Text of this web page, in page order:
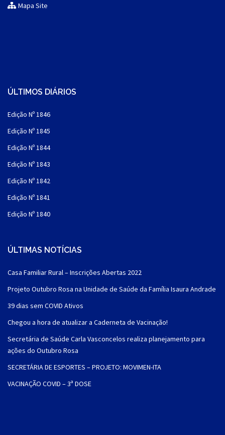
Mapa Site
ÚLTIMOS DIÁRIOS
Edição Nº 1846
Edição Nº 1845
Edição Nº 1844
Edição Nº 1843
Edição Nº 1842
Edição Nº 1841
Edição Nº 1840
ÚLTIMAS NOTÍCIAS
Casa Familiar Rural – Inscrições Abertas 2022
Projeto Outubro Rosa na Unidade de Saúde da Família Isaura Andrade
39 dias sem COVID Ativos
Chegou a hora de atualizar a Caderneta de Vacinação!
Secretária de Saúde Carla Vasconcelos realiza planejamento para
ações do Outubro Rosa
SECRETÁRIA DE ESPORTES – PROJETO: MOVIMEN-ITA
VACINAÇÃO COVID – 3ª DOSE